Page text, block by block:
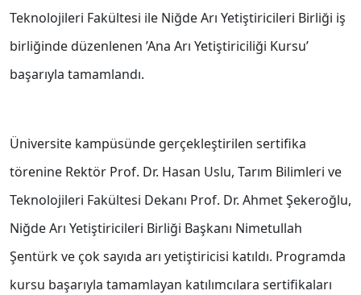
Teknolojileri Fakültesi ile Niğde Arı Yetiştiricileri Birliği iş
birliğinde düzenlenen ’Ana Arı Yetiştiriciliği Kursu’
başarıyla tamamlandı.
Üniversite kampüsünde gerçekleştirilen sertifika
törenine Rektör Prof. Dr. Hasan Uslu, Tarım Bilimleri ve
Teknolojileri Fakültesi Dekanı Prof. Dr. Ahmet Şekeroğlu,
Niğde Arı Yetiştiricileri Birliği Başkanı Nimetullah
Şentürk ve çok sayıda arı yetiştiricisi katıldı. Programda
kursu başarıyla tamamlayan katılımcılara sertifikaları